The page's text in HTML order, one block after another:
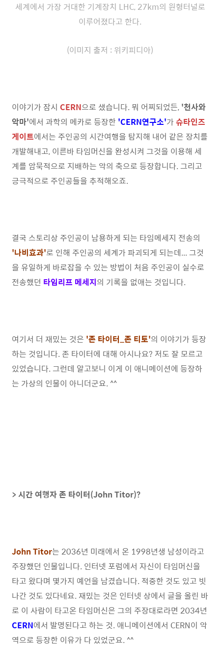
세계에서 가장 거대한 기계장치 LHC, 27km의 원형터널로
이루어졌다고 한다.
(이미지 출저 : 위키피디아)
이야기가 잠시 CERN으로 샜습니다. 뭐 어찌되었든, '천사와
악마'에서 과학의 메카로 등장한 'CERN연구소'가슈타인즈
게이트에서는 주인공의 시간여행을 탐지해 내어 같은 장치를
개발해내고, 이른바 타임머신을 완성시켜 그것을 이용해 세
계를 암묵적으로 지배하는 악의 축으로 등장합니다. 그리고
긍극적으로 주인공들을 추적해오죠.
결국 스토리상 주인공이 남용하게 되는 타임메세지 전송의
'나비효과'로 인해 주인공의 세계가 파괴되게 되는데... 그것
을 유일하게 바로잡을 수 있는 방법이 처음 주인공이 실수로
전송했던 타임리프 메세지의 기록을 없애는 것입니다.
여기서 더 재밌는 것은 '존 타이터_존 티토'의 이야기가 등장
하는 것입니다. 존 타이터에 대해 아시나요? 저도 잘 모르고
있었습니다. 그런데 알고보니 이게 이 애니메이션에 등장하
는 가상의 인물이 아니더군요. ^^
> 시간 여행자 존 타이터(John Titor)?
John Titor는 2036년 미래에서 온 1998년생 남성이라고
주장했던 인물입니다. 인터넷 포럼에서 자신이 타임머신을
타고 왔다며 몇가지 예언을 남겼습니다. 적중한 것도 있고 빗
나간 것도 있다네요. 재밌는 것은 인터넷 상에서 글을 올린 바
로 이 사람이 타고온 타임머신은 그의 주장대로라면 2034년
CERN에서 발명된다고 하는 것. 애니메이션에서 CERN이 악
역으로 등장한 이유가 다 있었군요. ^^